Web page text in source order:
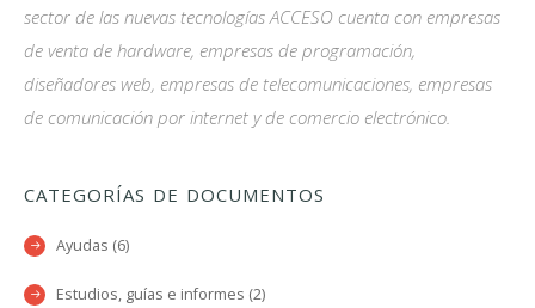
sector de las nuevas tecnologías ACCESO cuenta con empresas
de venta de hardware, empresas de programación,
diseñadores web, empresas de telecomunicaciones, empresas
de comunicación por internet y de comercio electrónico.
CATEGORÍAS DE DOCUMENTOS
Ayudas (6)
Estudios, guías e informes (2)